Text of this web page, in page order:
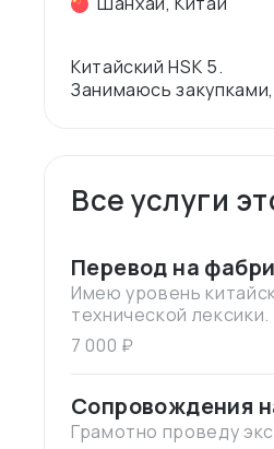
Китайский HSK 5.
Все услуги
Перевод на
Имею уровень
технической лексики.
7 000 ₽
Сопровождения
Грамотно проведу